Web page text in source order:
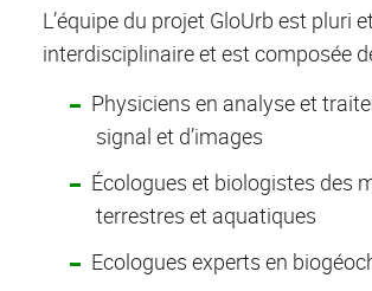
L’équipe du projet GloUrb est pluri et
interdisciplinaire et est composée
Physiciens en analyse et
signal et d’images
Écologues et biologistes des
terrestres et aquatiques
Ecologues experts en